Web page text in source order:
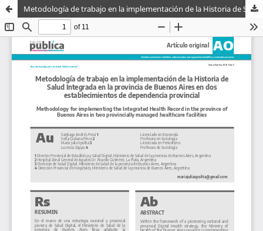
Metodología de trabajo en la implementación de la Historia de Salud Integrada en la provincia de Buenos Aires en dos establecimientos de dependencia provincial